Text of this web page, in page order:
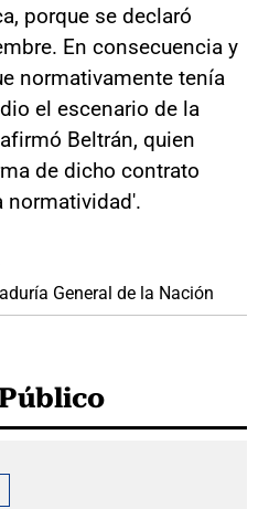
porque se declaró
En consecuencia y
normativamente tenía
el escenario de la
Beltrán, quien
de dicho contrato
normatividad'.
General de la Nación